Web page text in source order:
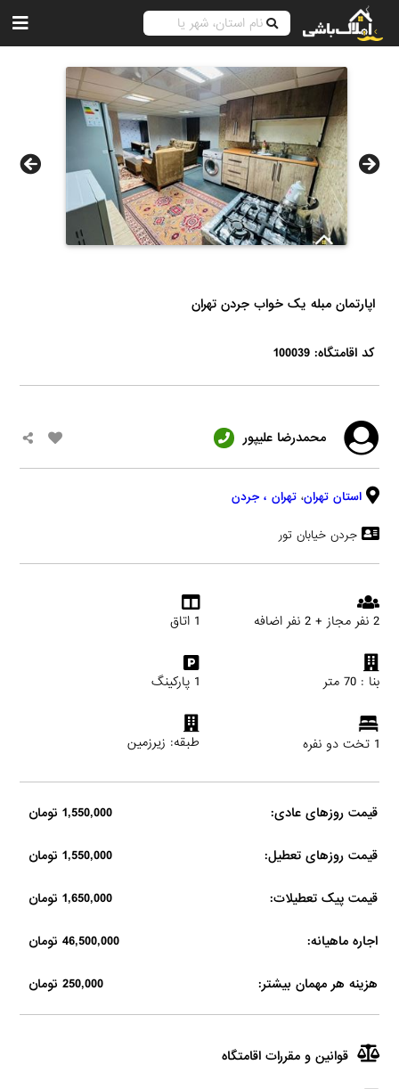
اپارتمان مبله یک خواب جردن تهران
کد اقامتگاه: 100039
محمدرضا علیپور
استان تهران، تهران ، جردن
جردن خیابان تور
2 نفر مجاز + 2 نفر اضافه 1 اتاق
بنا : 70 متر 1 پارکینگ
1 تخت دو نفره طبقه: زیرزمین
قیمت روزهای عادی: 1,550,000 تومان
قیمت روزهای تعطیل: 1,550,000 تومان
قیمت پیک تعطیلات: 1,650,000 تومان
اجاره ماهیانه: 46,500,000 تومان
هزینه هر مهمان بیشتر: 250,000 تومان
قوانین و مقررات اقامتگاه